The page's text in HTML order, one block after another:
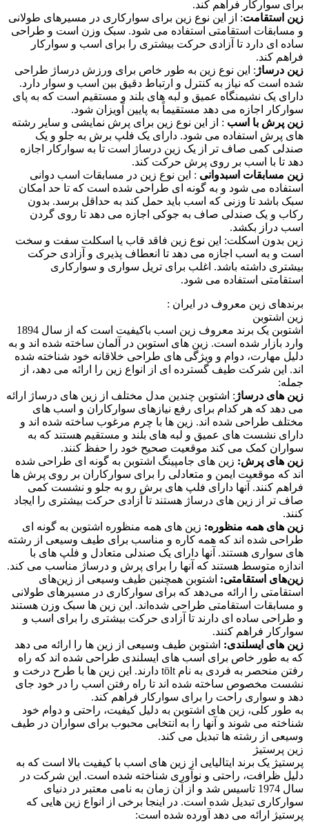
برای سوارکار فراهم کند.
زین استقامت: از این نوع زین برای سوارکاری در مسیرهای طولانی
و مسابقات استقامتی استفاده می شود. سبک وزن است و طراحی
ساده ای دارد تا آزادی حرکت بیشتری را برای اسب و سوارکار
فراهم کند.
زین درساژ : این نوع زین به طور خاص برای ورزش درساژ طراحی
شده است که نیاز به کنترل و ارتباط دقیق بین اسب و سوار دارد.
دارای یک نشیمنگاه عمیق و لبه های بلند و مستقیم است که به پای
سوارکار اجازه می دهد مستقیماً به پایین آویزان شود.
زین پرش با اسب : از این نوع زین برای پرش نمایشی و سایر رشته
های پرش استفاده می شود. دارای یک فلپ برش به جلو و یک
صندلی کمی صاف تر از یک زین درساژ است تا به سوارکار اجازه
دهد تا با اسب بر روی پرش حرکت کند.
زین مسابقات اسبدوانی : این نوع زین در مسابقات اسب دوانی
استفاده می شود و به گونه ای طراحی شده است که تا حد امکان
سبک باشد تا وزنی که اسب باید حمل کند به حداقل برسد. بدون
رکاب و یک صندلی صاف به جوکی اجازه می دهد تا روی گردن
اسب دراز بکشد.
زین بدون اسکلت: این نوع زین فاقد قاب یا اسکلت سفت و سخت
است و به اسب اجازه می دهد تا انعطاف پذیری و آزادی حرکت
بیشتری داشته باشد. اغلب برای تریل سواری و سوارکاری
استقامتی استفاده می شود.
برندهای زین معروف در ایران :
زین اشتوبن
اشتوبن یک برند معروف زین اسب باکیفیت است که از سال 1894
وارد بازار شده است. زین های استوبن در آلمان ساخته شده اند و به
دلیل مهارت، دوام و ویژگی های طراحی خلاقانه خود شناخته شده
اند. این شرکت طیف گسترده ای از انواع زین را ارائه می دهد، از
جمله:
زین های درساژ : اشتوبن چندین مدل مختلف از زین های درساژ ارائه
می دهد که هر کدام برای رفع نیازهای سوارکاران و اسب های
مختلف طراحی شده اند. زین ها با چرم مرغوب ساخته شده اند و
دارای نشست های عمیق و لبه های بلند و مستقیم هستند که به
سواران کمک می کند موقعیت صحیح خود را حفظ کنند.
زین های پرش: زین های جامپینگ اشتوبن به گونه ای طراحی شده
اند که موقعیت ایمن و متعادلی را برای سوارکاران بر روی پرش ها
فراهم کنند. آنها دارای فلپ های برش رو به جلو و نشست کمی
صاف تر از زین های درساژ هستند تا آزادی حرکت بیشتری را ایجاد
کنند.
زین های همه منظوره: زین های همه منظوره اشتوبن به گونه ای
طراحی شده اند که همه کاره و مناسب برای طیف وسیعی از رشته
های سواری هستند. آنها دارای یک صندلی متعادل و فلپ های با
اندازه متوسط هستند که آنها را برای پرش و درساژ مناسب می کند.
زین‌های استقامتی: اشتوبن همچنین طیف وسیعی از زین‌های
استقامتی را ارائه می‌دهد که برای سوارکاری در مسیرهای طولانی
و مسابقات استقامتی طراحی شده‌اند. این زین ها سبک وزن هستند
و طراحی ساده ای دارند تا آزادی حرکت بیشتری را برای اسب و
سوارکار فراهم کنند.
زین های ایسلندی: اشتوبن طیف وسیعی از زین ها را ارائه می دهد
که به طور خاص برای اسب های ایسلندی طراحی شده اند که راه
رفتن منحصر به فردی به نام tölt دارند. این زین ها با طرح درخت و
نشست مخصوص ساخته شده اند تا راه رفتن اسب را در خود جای
دهد و سواری راحت را برای سوارکار فراهم کند.
به طور کلی، زین های اشتوبن به دلیل کیفیت، راحتی و دوام خود
شناخته می شوند و آنها را به انتخابی محبوب برای سواران در طیف
وسیعی از رشته ها تبدیل می کند.
زین پرستیژ
پرستیژ یک برند ایتالیایی از زین های اسب با کیفیت بالا است که به
دلیل ظرافت، راحتی و نوآوری شناخته شده است. این شرکت در
سال 1974 تاسیس شد و از آن زمان به نامی معتبر در دنیای
سوارکاری تبدیل شده است. در اینجا برخی از انواع زین هایی که
پرستیژ ارائه می دهد آورده شده است: